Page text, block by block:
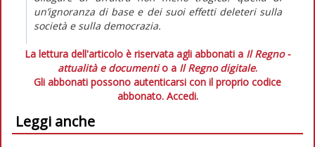
un’ignoranza di base e dei suoi effetti deleteri sulla
società e sulla democrazia.
La lettura dell'articolo è riservata agli abbonati a Il Regno -
attualità e documentio a Il Regno digitale.
Gli abbonati possono autenticarsi con il proprio codice
abbonato. Accedi.
Leggi anche